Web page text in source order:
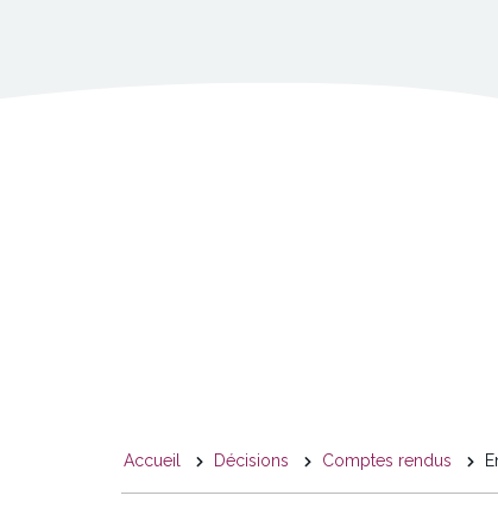
You
Accueil Décisions Comptes rendus